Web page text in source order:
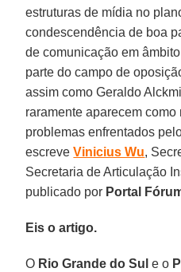
estruturas de mídia no
condescendência de boa
de comunicação em
parte do campo de
assim como Geraldo
raramente aparecem
problemas enfrentados
escreveVinicius Wu,
Secretaria de Articulação
publicado por Portal
Eis o artigo.
O Rio Grande do Sul e o